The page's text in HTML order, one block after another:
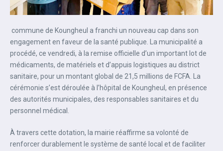
commune de Koungheul a franchi un nouveau cap dans son
engagement en faveur de la santé publique. La municipalité a
procédé, ce vendredi, à la remise officielle d’un important lot de
médicaments, de matériels et d’appuis logistiques au district
sanitaire, pour un montant global de 21,5 millions de FCFA. La
cérémonie s’est déroulée à l’hôpital de Koungheul, en présence
des autorités municipales, des responsables sanitaires et du
personnel médical.
À travers cette dotation, la mairie réaffirme sa volonté de
renforcer durablement le système de santé local et de faciliter